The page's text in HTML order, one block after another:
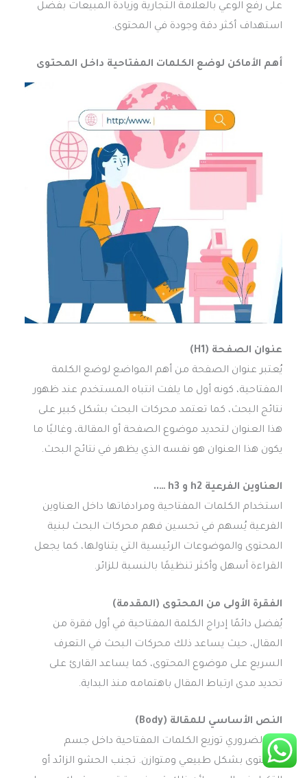
على رفع الوعي بالعلامة التجارية وزيادة المبيعات بفضل
استهداف أكثر دقة وجودة في المحتوى.
أهم الأماكن لوضع الكلمات المفتاحية داخل المحتوى
عنوان الصفحة (H1)
يُعتبر عنوان الصفحة من أهم المواضع لوضع الكلمة
المفتاحية، كونه أول ما يلفت انتباه المستخدم عند ظهور
نتائج البحث، كما تعتمد محركات البحث بشكل كبير على
هذا العنوان لتحديد موضوع الصفحة أو المقالة، وغالبًا ما
يكون هذا العنوان هو نفسه الذي يظهر في نتائج البحث.
العناوين الفرعية h2 و h3 …..
استخدام الكلمات المفتاحية ومرادفاتها داخل العناوين
الفرعية يُسهم في تحسين فهم محركات البحث لبنية
المحتوى والموضوعات الرئيسية التي يتناولها، كما يجعل
القراءة أسهل وأكثر تنظيمًا بالنسبة للزائر.
الفقرة الأولى من المحتوى (المقدمة)
يُفضل دائمًا إدراج الكلمة المفتاحية في أول فقرة من
المقال، حيث يساعد ذلك محركات البحث في التعرف
السريع على موضوع المحتوى، كما يساعد القارئ على
تحديد مدى ارتباط المقال باهتمامه منذ البداية.
النص الأساسي للمقالة (Body)
من الضروري توزيع الكلمات المفتاحية داخل جسم
المحتوى بشكل طبيعي ومتوازن. تجنب الحشو الزائد أو